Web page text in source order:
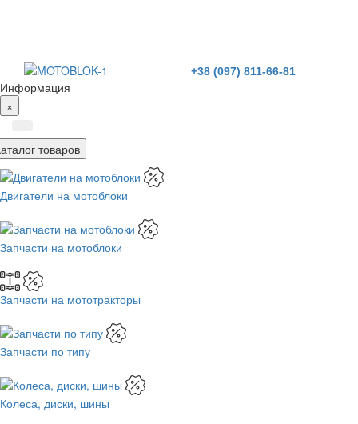
+38 (097) 811-66-81
Информация
×
товаров
Двигатели на мотоблоки
Запчасти на мотоблоки
Запчасти на мототракторы
Запчасти по типу
Колеса, диски, шины